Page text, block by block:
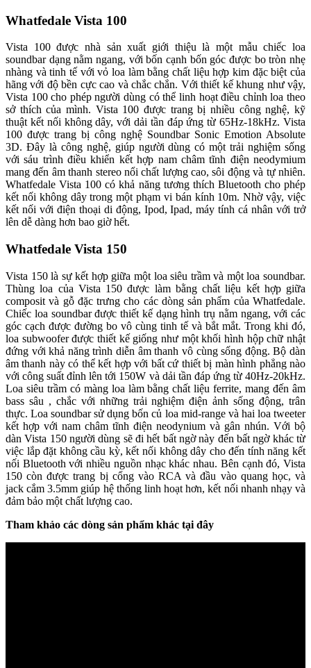
Whatfedale Vista 100
Vista 100 được nhà sản xuất giới thiệu là một mẫu chiếc loa
soundbar dạng nằm ngang, với bốn cạnh bốn góc được bo tròn nhẹ
nhàng và tinh tế với vỏ loa làm bằng chất liệu hợp kim đặc biệt của
hãng với độ bền cực cao và chắc chắn. Với thiết kế khung như vậy,
Vista 100 cho phép người dùng có thể linh hoạt điều chỉnh loa theo
sở thích của mình. Vista 100 được trang bị nhiều công nghệ, kỹ
thuật kết nối không dây, với dải tần đáp ứng từ 65Hz-18kHz. Vista
100 được trang bị công nghệ Soundbar Sonic Emotion Absolute
3D. Đây là công nghệ, giúp người dùng có một trải nghiệm sống
với sáu trình điều khiển kết hợp nam châm tĩnh điện neodymium
mang đến âm thanh stereo nổi chất lượng cao, sôi động và tự nhiên.
Whatfedale Vista 100 có khả năng tương thích Bluetooth cho phép
kết nối không dây trong một phạm vi bán kính 10m. Nhờ vậy, việc
kết nối với điện thoại di động, Ipod, Ipad, máy tính cá nhân với trở
lên dễ dàng hơn bao giờ hết.
Whatfedale Vista 150
Vista 150 là sự kết hợp giữa một loa siêu trầm và một loa soundbar.
Thùng loa của Vista 150 được làm bằng chất liệu kết hợp giữa
composit và gỗ đặc trưng cho các dòng sản phẩm của Whatfedale.
Chiếc loa soundbar được thiết kế dạng hình trụ nằm ngang, với các
góc cạch được đường bo vô cùng tinh tế và bắt mắt. Trong khi đó,
loa subwoofer được thiết kế giống như một khối hình hộp chữ nhật
đứng với khả năng trình diễn âm thanh vô cùng sống động. Bộ dàn
âm thanh này có thể kết hợp với bất cứ thiết bị màn hình phẳng nào
với công suất đỉnh lên tới 150W và dải tần đáp ứng từ 40Hz-20kHz.
Loa siêu trầm có màng loa làm bằng chất liệu ferrite, mang đến âm
bass sâu , chắc với những trải nghiệm điện ảnh sống động, trân
thực. Loa soundbar sử dụng bốn củ loa mid-range và hai loa tweeter
kết hợp với nam châm tĩnh điện neodynium và gân nhún. Với bộ
dàn Vista 150 người dùng sẽ đi hết bất ngờ này đến bất ngờ khác từ
việc lắp đặt không cầu kỳ, kết nối không dây cho đến tính năng kết
nối Bluetooth với nhiều nguồn nhạc khác nhau. Bên cạnh đó, Vista
150 còn được trang bị cổng vào RCA và đầu vào quang học, và
jack cắm 3.5mm giúp hệ thống linh hoạt hơn, kết nối nhanh nhạy và
đảm bảo một chất lượng cao.
Tham khảo các dòng sản phẩm khác tại đây